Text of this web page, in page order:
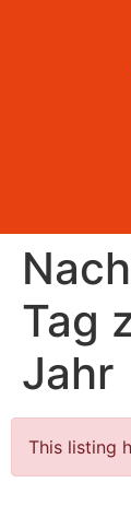
Tag
Jahr
This listing